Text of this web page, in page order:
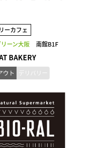
ーカフェ
ーン大阪
南館B1F
BAKERY
ウト デリバリー